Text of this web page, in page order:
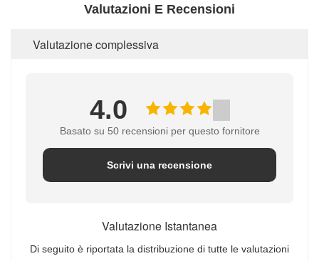
Valutazioni E Recensioni
Valutazione complessiva
4.0
Basato su 50 recensioni per questo fornitore
Scrivi una recensione
Valutazione Istantanea
Di seguito è riportata la distribuzione di tutte le valutazioni